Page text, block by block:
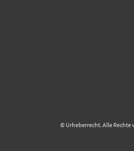
© Urheberrecht. Alle Rechte